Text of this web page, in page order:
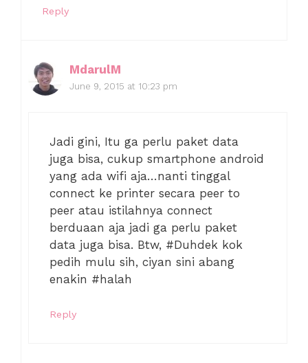
Reply
MdarulM
June 9, 2015 at 10:23 pm
Jadi gini, Itu ga perlu paket data
juga bisa, cukup smartphone android
yang ada wifi aja…nanti tinggal
connect ke printer secara peer to
peer atau istilahnya connect
berduaan aja jadi ga perlu paket
data juga bisa. Btw, #Duhdek kok
pedih mulu sih, ciyan sini abang
enakin #halah
Reply